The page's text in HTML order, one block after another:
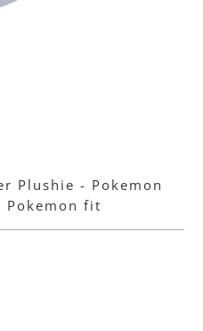
Plushie - Pokemon
Pokemon fit